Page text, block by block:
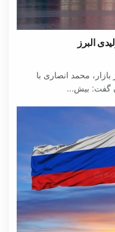
محمد انصاری با
گفت: بیش...